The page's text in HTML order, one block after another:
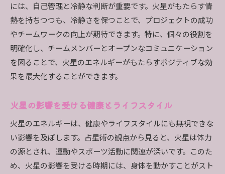
には、自己管理と冷静な判断が重要です。火星がもたらす情
熱を持ちつつも、冷静さを保つことで、プロジェクトの成功
やチームワークの向上が期待できます。特に、個々の役割を
明確化し、チームメンバーとオープンなコミュニケーション
を図ることで、火星のエネルギーがもたらすポジティブな効
果を最大化することができます。
火星の影響を受ける健康とライフスタイル
火星のエネルギーは、健康やライフスタイルにも無視できな
い影響を及ぼします。占星術の観点から見ると、火星は体力
の源とされ、運動やスポーツ活動に関連が深いです。このた
め、火星の影響を受ける時期には、身体を動かすことがスト